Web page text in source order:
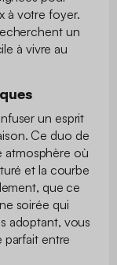
à votre foyer.
un
à vivre au
un esprit
Ce duo de
atmosphère où
et la courbe
que ce
soirée qui
adoptant, vous
parfait entre